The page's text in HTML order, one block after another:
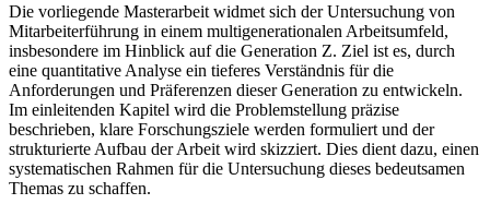
Die vorliegende Masterarbeit widmet sich der Untersuchung von
Mitarbeiterführung in einem multigenerationalen Arbeitsumfeld,
insbesondere im Hinblick auf die Generation Z. Ziel ist es, durch
eine quantitative Analyse ein tieferes Verständnis für die
Anforderungen und Präferenzen dieser Generation zu entwickeln.
Im einleitenden Kapitel wird die Problemstellung präzise
beschrieben, klare Forschungsziele werden formuliert und der
strukturierte Aufbau der Arbeit wird skizziert. Dies dient dazu, einen
systematischen Rahmen für die Untersuchung dieses bedeutsamen
Themas zu schaffen.